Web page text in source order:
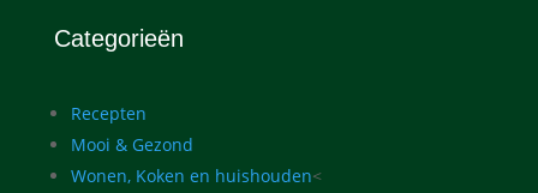
Categorieën
Recepten
Mooi & Gezond
Wonen, Koken en huishouden<